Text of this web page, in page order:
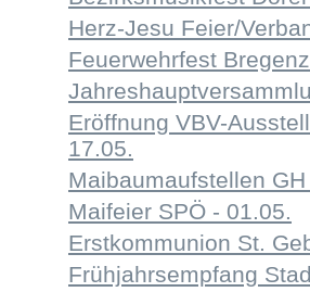
Herz-Jesu Feier/
Feuerwehrfest
Eröffnung VBV-
17.05.
Maibaumaufstellen
Maifeier SPÖ - 01.05.
Erstkommunion St.
Frühjahrsempfang